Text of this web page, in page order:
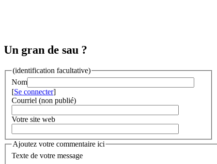
Un gran de sau ?
(identification facultative)
Nom
[Se connecter]
Courriel (non publié)
Votre site web
Ajoutez votre commentaire ici
Texte de votre message